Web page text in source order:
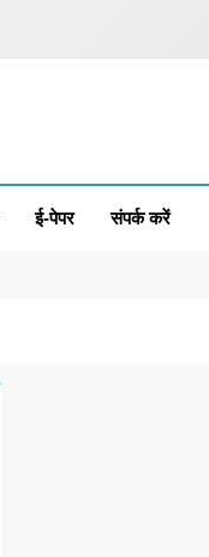
ई-पेपर संपर्क करें